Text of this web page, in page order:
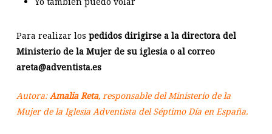
Para realizar los pedidos dirigirse a la directora del
Ministerio de la Mujer de su iglesia o al correo
areta@adventista.es
Autora:Amalia Reta, responsable del Ministerio de la
Mujer de la Iglesia Adventista del Séptimo Día en España.